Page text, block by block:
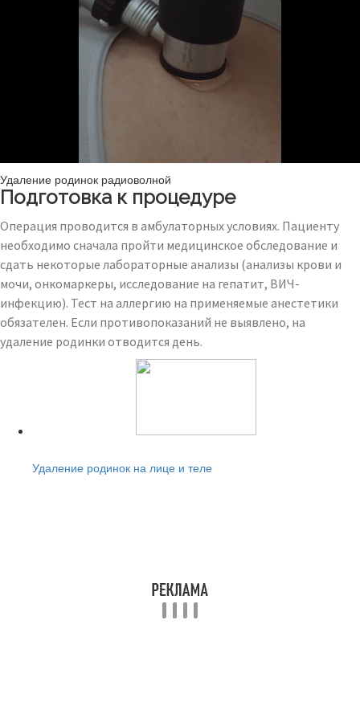
Удаление родинок радиоволной
Подготовка к процедуре
Операция проводится в амбулаторных условиях. Пациенту
необходимо сначала пройти медицинское обследование и
сдать некоторые лабораторные анализы (анализы крови и
мочи, онкомаркеры, исследование на гепатит, ВИЧ-
инфекцию). Тест на аллергию на применяемые анестетики
обязателен. Если противопоказаний не выявлено, на
удаление родинки отводится день.
Удаление родинок на лице и теле